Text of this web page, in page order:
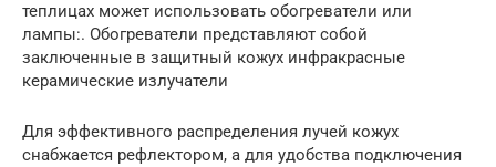
теплицах может использовать обогреватели или
лампы:. Обогреватели представляют собой
заключенные в защитный кожух инфракрасные
керамические излучатели
Для эффективного распределения лучей кожух
снабжается рефлектором, а для удобства подключения